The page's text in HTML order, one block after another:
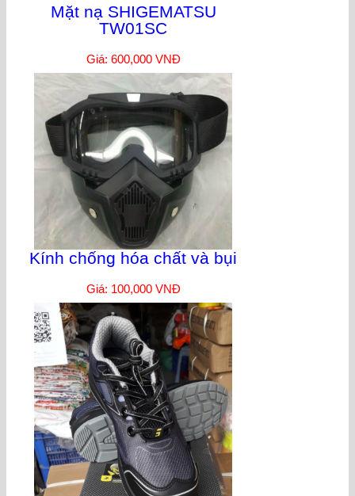
Mặt nạ SHIGEMATSU
TW01SC
Giá: 600,000 VNĐ
Kính chống hóa chất và bụi
Giá: 100,000 VNĐ